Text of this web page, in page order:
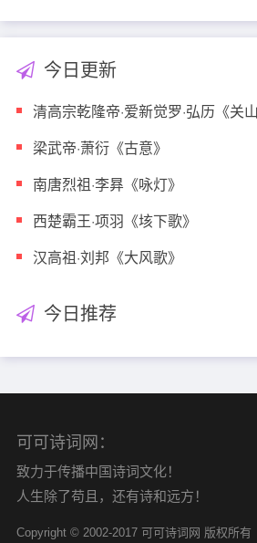
今日更新
梁武帝·萧衍《古意》
南唐烈祖·李昪《咏灯》
西楚霸王·项羽《垓下歌》
汉高祖·刘邦《大风歌》
今日推荐
可可诗词网：
致力于传播中国诗词文化！
人生除了苟且，还有诗和远方！
Copyright © 2002-2017 可可诗词网 版权所有